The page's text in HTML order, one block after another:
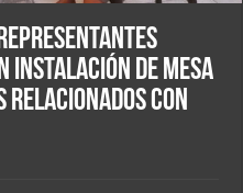
instalación de Mesa
relacionados con